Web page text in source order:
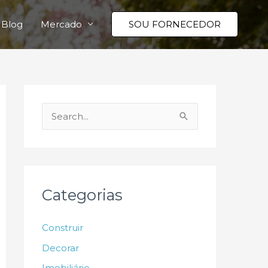
Blog Mercado SOU FORNECEDOR
e
i
r
Categorias
Construir
Decorar